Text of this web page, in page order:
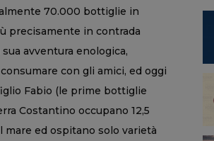
70.000 bottiglie in
precisamente in contrada
avventura enologica,
con gli amici, ed oggi
Fabio (le prime bottiglie
Costantino occupano 12,5
mare ed ospitano solo varietà